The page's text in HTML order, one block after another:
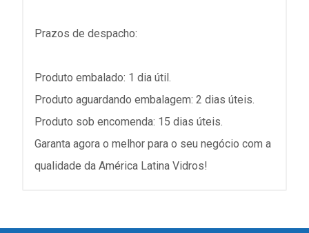
Prazos de despacho:
Produto embalado: 1 dia útil.
Produto aguardando embalagem: 2 dias úteis.
Produto sob encomenda: 15 dias úteis.
Garanta agora o melhor para o seu negócio com a
qualidade da América Latina Vidros!